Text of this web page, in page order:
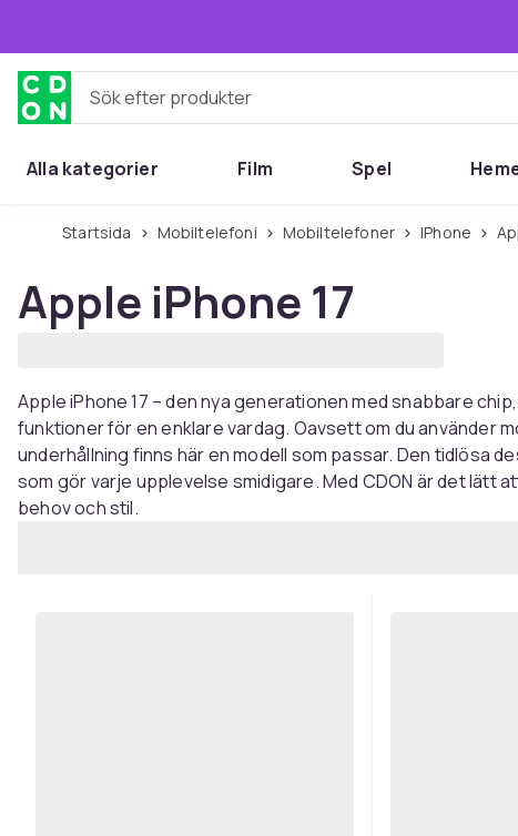
Sök efter produkter
Alla kategorier Film Spel
Startsida Mobiltelefoni Mobiltelefoner iPhone
Apple iPhone 17
Apple iPhone 17 – den nya generationen med snabbare
funktioner för en enklare vardag. Oavsett om du använder
underhållning finns här en modell som passar. Den tidlösa
som gör varje upplevelse smidigare. Med CDON är det lätt
behov och stil.